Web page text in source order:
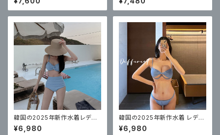
ー
ンド
韓国の2025年新作水着レディ
ーススプリットハイウエストソリ
ッドカラー美白お腹カバービキ
¥6,980
韓国の2025年新作水着 レディ
ース ビキニ スリーポイントスタ
イル
¥6,980